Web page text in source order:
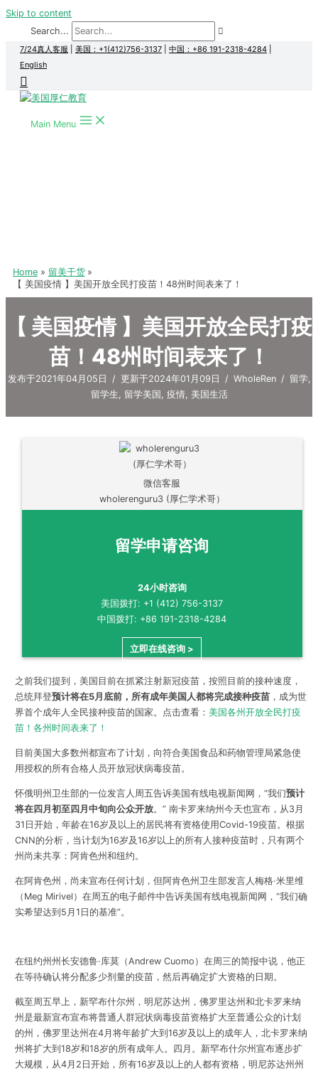
Skip to content
Search...
7/24真人客服 美国：+1(412)756-3137 中国：+86 191-2318-4284
English
Main Menu
Home
留美干货
【 美国疫情 】美国开放全民打疫苗！48州时间表来了！
【 美国疫情 】美国开放全民打疫
苗！48州时间表来了！
发布于2021年04月05日 / 更新于2024年01月09日 / WholeRen / 留学,
留学生, 留学美国 , 疫情, 美国生活
微信客服
wholerenguru3 (厚仁学术哥）
留学申请咨询
24小时咨询
美国拨打: +1 (412) 756-3137
中国拨打: +86 191-2318-4284
立即在线咨询 >
之前我们提到，美国目前在抓紧注射新冠疫苗，按照目前的接种速度，
总统拜登预计将在5月底前，所有成年美国人都将完成接种疫苗，成为世
界首个成年人全民接种疫苗的国家。点击查看： 美国各州开放全民打疫
苗！各州时间表来了！
目前美国大多数州都宣布了计划，向符合美国食品和药物管理局紧急使
用授权的所有合格人员开放冠状病毒疫苗。
怀俄明州卫生部的一位发言人周五告诉美国有线电视新闻网，“我们预计
将在四月初至四月中旬向公众开放。” 南卡罗来纳州今天也宣布，从3月
31日开始，年龄在16岁及以上的居民将有资格使用Covid-19疫苗。根据
CNN的分析，当计划为16岁及16岁以上的所有人接种疫苗时，只有两个
州尚未共享：阿肯色州和纽约。
在阿肯色州，尚未宣布任何计划，但阿肯色州卫生部发言人梅格·米里维
（Meg Mirivel）在周五的电子邮件中告诉美国有线电视新闻网，“我们确
实希望达到5月1日的基准”。
在纽约州州长安德鲁·库莫（Andrew Cuomo）在周三的简报中说，他正
在等待确认将分配多少剂量的疫苗，然后再确定扩大资格的日期。
截至周五早上，新罕布什尔州，明尼苏达州，佛罗里达州和北卡罗来纳
州是最新宣布宣布将普通人群冠状病毒疫苗资格扩大至普通公众的计划
的州，佛罗里达州在4月将年龄扩大到16岁及以上的成年人，北卡罗来纳
州将扩大到18岁和18岁的所有成年人。四月。新罕布什尔州宣布逐步扩
大规模，从4月2日开始，所有16岁及以上的人都有资格，明尼苏达州州